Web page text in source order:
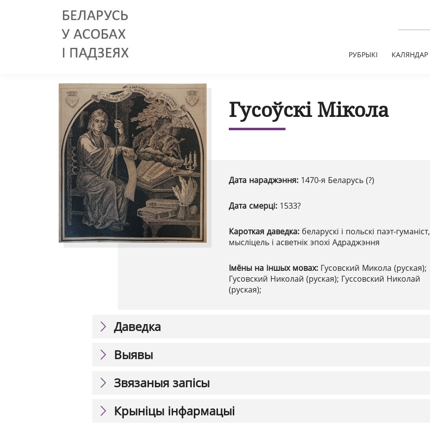
РУБРЫКІ КАЛЯНДАР
Гусоўскі Мікола
Дата нараджэння: 1470-я Беларусь (?)
Дата смерці: 1533?
Кароткая даведка: беларускі і польскі паэт-гуманіст,
мысліцель і асветнік эпохі Адраджэння
Імёны на іншых мовах: Гусовский Микола (руская);
Гусовский Николай (руская); Гуссовский Николай
(руская);
Даведка
Выявы
Звязаныя запісы
Крыніцы інфармацыі